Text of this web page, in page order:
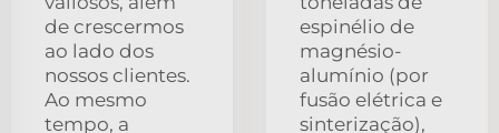
de crescermos
ao lado dos
nossos clientes.
Ao mesmo
tempo, a
espinélio de
magnésio-
alumínio (por
fusão elétrica e
sinterização),